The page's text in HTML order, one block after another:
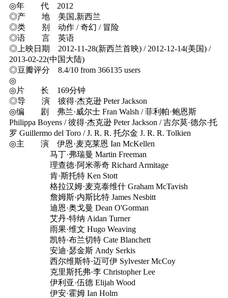
◎年 代 2012
◎产 地 美国,新西兰
◎类 别 动作 / 奇幻 / 冒险
◎语 言 英语
◎上映日期 2012-11-28(新西兰首映) / 2012-12-14(美国) /
2013-02-22(中国大陆)
◎豆瓣评分 8.4/10 from 366135 users
◎
◎片 长 169分钟
◎导 演 彼得·杰克逊 Peter Jackson
◎编 剧 弗兰·威尔士 Fran Walsh / 菲利帕·鲍恩斯
Philippa Boyens / 彼得·杰克逊 Peter Jackson / 吉尔莫·德尔·托
罗 Guillermo del Toro / J. R. R. 托尔金 J. R. R. Tolkien
◎主 演 伊恩·麦克莱恩 Ian McKellen
马丁·弗瑞曼 Martin Freeman
理查德·阿米蒂奇 Richard Armitage
肯·斯托特 Ken Stott
格拉汉姆·麦克泰维什 Graham McTavish
詹姆斯·内斯比特 James Nesbitt
迪恩·奥戈曼 Dean O'Gorman
艾丹·特纳 Aidan Turner
雨果·维文 Hugo Weaving
凯特·布兰切特 Cate Blanchett
安迪·瑟金斯 Andy Serkis
西尔维斯特·迈可伊 Sylvester McCoy
克里斯托弗·李 Christopher Lee
伊利亚·伍德 Elijah Wood
伊安·霍姆 Ian Holm